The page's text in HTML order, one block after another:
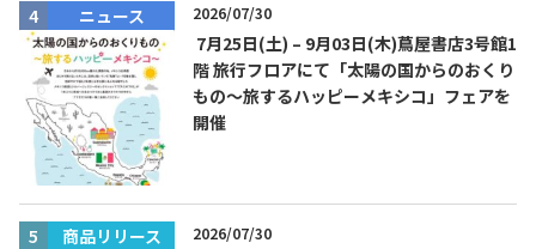
ニュース 2026/07/30
7月25日(土) – 9月03日(木)蔦屋書店3号館1
階 旅行フロアにて「太陽の国からのおくり
もの～旅するハッピーメキシコ」フェアを
開催
商品リリース 2026/07/30